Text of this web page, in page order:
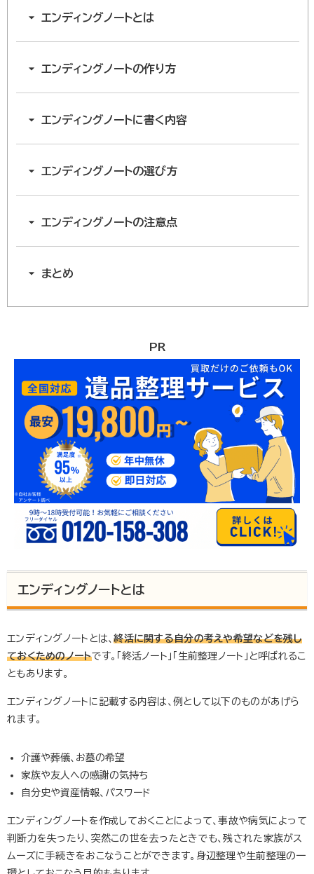
エンディングノートとは
エンディングノートの作り方
エンディングノートに書く内容
エンディングノートの選び方
エンディングノートの注意点
まとめ
PR
エンディングノートとは
エンディングノートとは、終活に関する自分の考えや希望などを残し
ておくためのノートです。「終活ノート」「生前整理ノート」と呼ばれるこ
ともあります。
エンディングノートに記載する内容は、例として以下のものがあげら
れます。
介護や葬儀、お墓の希望
家族や友人への感謝の気持ち
自分史や資産情報、パスワード
エンディングノートを作成しておくことによって、事故や病気によって
判断力を失ったり、突然この世を去ったときでも、残された家族がス
ムーズに手続きをおこなうことができます。身辺整理や生前整理の一